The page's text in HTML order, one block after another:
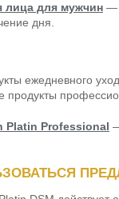
лица для мужчин —
дня.
ежедневного
продукты
Platin Professional